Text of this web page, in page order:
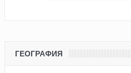
ГЕОГРАФИЯ